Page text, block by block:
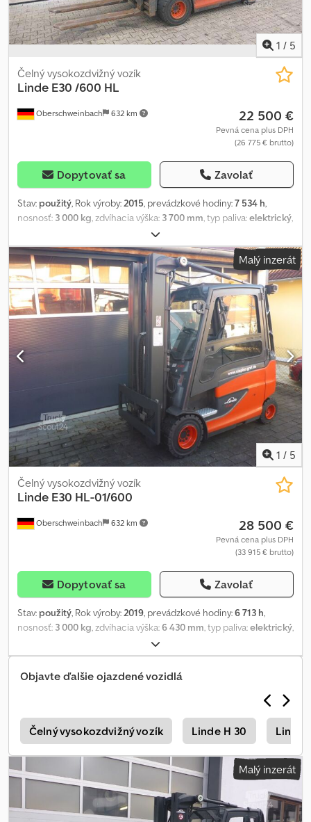
1 / 5
Oberschweinbach 632 km
Čelný vysokozdvižný vozík
Linde E30 /600 HL
22 500 €
Pevná cena plus DPH
(26 775 € brutto)
Dopytovať sa Zavolať
Stav: použitý, Rok výroby: 2015, prevádzkové hodiny:7 534 h,
nosnosť: 3 000 kg , zdvíhacia výška: 3 700 mm , typ paliva:elektrický
, stav pneumatík:
Attachment: push fork, sideshifter, fork positioner, Special
equipment: 3rd valve, 4th valve, Csdpfx Ajk Dp TnenmjhaMalý inzerát
1 / 5
Oberschweinbach 632 km
Čelný vysokozdvižný vozík
Linde E30 HL-01/600
28 500 €
Pevná cena plus DPH
(33 915 € brutto)
Dopytovať sa Zavolať
Stav: použitý, Rok výroby:2019, prevádzkové hodiny:6 713 h,
nosnosť: 3 000 kg, zdvíhacia výška:6 430 mm, typ paliva:elektrický,
, stavebná výška:
percento, farba:iný, Špeciálna výbava: 3. ventil, 4. ventil, pracovné
svetlá vzadu, pracovné svetlá vpredu, kúrenie, plná kabína. Popis:
Cena zahŕňa hydraulický nastavovač vidlíc s bočným posuvom.
Objavte ďalšie ojazdené vozidlá
Čelný vysokozdvižný vozík Linde H 30 Linde
Malý inzerát